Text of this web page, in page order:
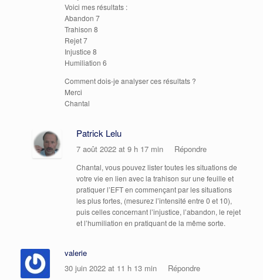
Voici mes résultats :
Abandon 7
Trahison 8
Rejet 7
Injustice 8
Humiliation 6
Comment dois-je analyser ces résultats ?
Merci
Chantal
Patrick Lelu
7 août 2022 at 9 h 17 min Répondre
Chantal, vous pouvez lister toutes les situations de
votre vie en lien avec la trahison sur une feuille et
pratiquer l’EFT en commençant par les situations
les plus fortes, (mesurez l’intensité entre 0 et 10),
puis celles concernant l’injustice, l’abandon, le rejet
et l’humiliation en pratiquant de la même sorte.
valerie
30 juin 2022 at 11 h 13 min
Répondre